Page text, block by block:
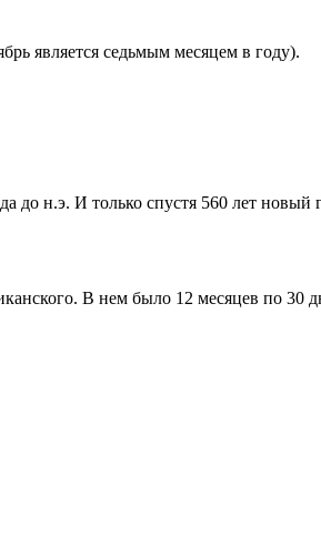
является седьмым месяцем в году).
н.э. И только спустя 560 лет новый
В нем было 12 месяцев по 30